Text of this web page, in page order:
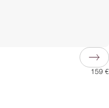
159 €